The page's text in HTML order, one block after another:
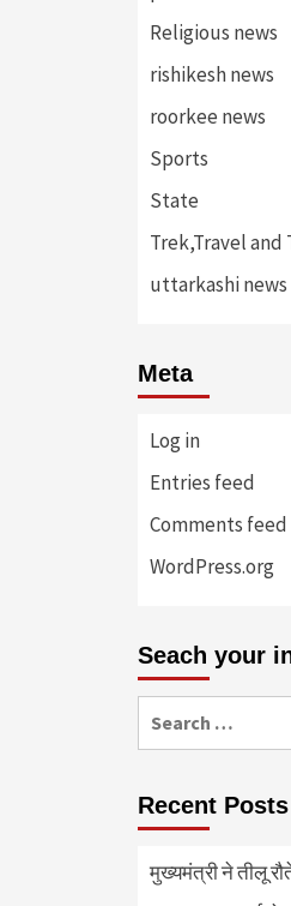
Religious news
rishikesh news
roorkee news
Sports
State
Trek,Travel and
uttarkashi news
Meta
Log in
Entries feed
Comments feed
WordPress.org
Seach your
for:
Recent Posts
मुख्यमंत्री ने तीलू